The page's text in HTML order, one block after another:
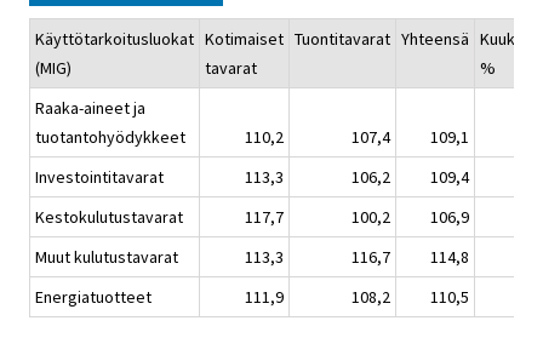
Käyttötarkoitusluokat
(MIG)
Kotimaiset
tavarat
Tuontitavarat Yhteensä
%
Raaka-aineet ja
tuotantohyödykkeet
110,2 107,4
109,1
Investointitavarat
113,3 106,2
109,4
Kestokulutustavarat
117,7 100,2
106,9
Muut kulutustavarat
113,3 116,7
114,8
Energiatuotteet
111,9 108,2 110,5